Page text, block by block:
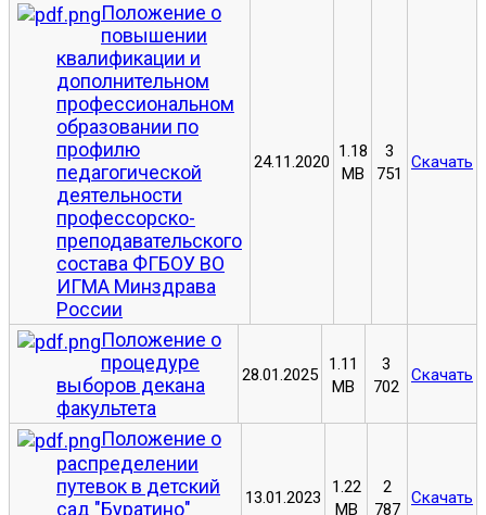
Положение о
повышении
квалификации и
дополнительном
профессиональном
образовании по
профилю
педагогической
деятельности
профессорско-
преподавательского
состава ФГБОУ ВО
ИГМА Минздрава
России
24.11.2020
1.18
MB
3
751
Скачать
Положение о
процедуре
выборов декана
факультета
28.01.2025
1.11
MB
3
702
Скачать
Положение о
распределении
путевок в детский
сад "Буратино"
13.01.2023
1.22
MB
2
787
Скачать